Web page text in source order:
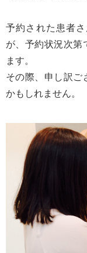
予約された患者
が、予約状況次第
ます。
その際、申し訳ご
かもしれません。